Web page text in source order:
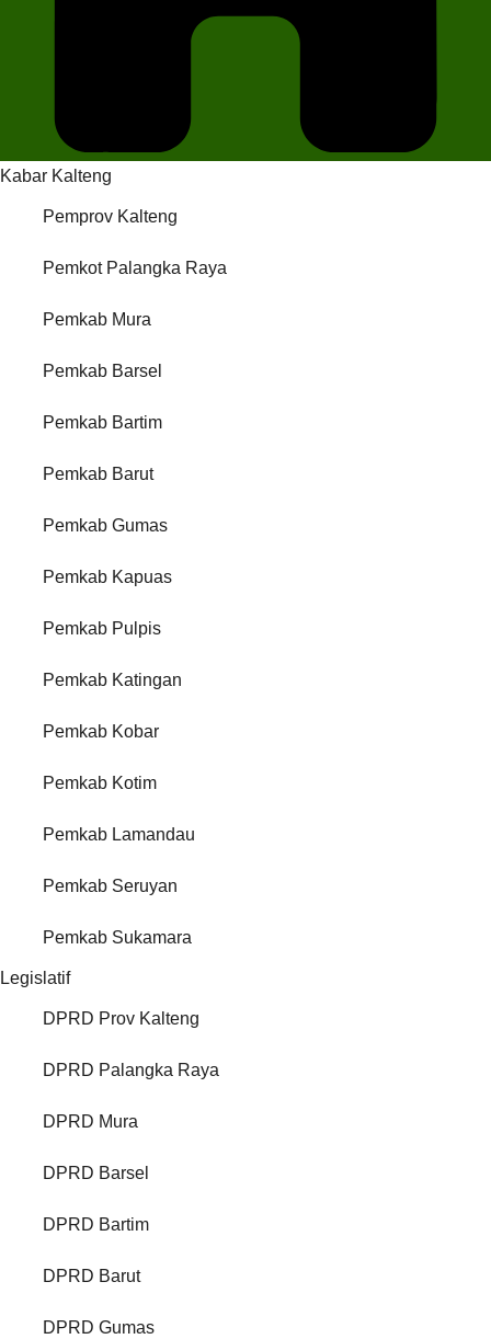
Kabar Kalteng
Pemprov Kalteng
Pemkot Palangka Raya
Pemkab Mura
Pemkab Barsel
Pemkab Bartim
Pemkab Barut
Pemkab Gumas
Pemkab Kapuas
Pemkab Pulpis
Pemkab Katingan
Pemkab Kobar
Pemkab Kotim
Pemkab Lamandau
Pemkab Seruyan
Pemkab Sukamara
Legislatif
DPRD Prov Kalteng
DPRD Palangka Raya
DPRD Mura
DPRD Barsel
DPRD Bartim
DPRD Barut
DPRD Gumas